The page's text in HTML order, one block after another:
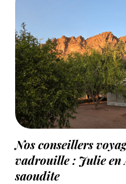
Nos conseillers
vadrouille : Julie en
saoudite